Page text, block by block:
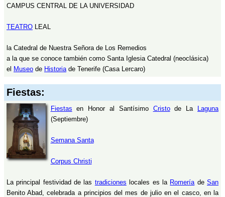
CAMPUS CENTRAL DE LA UNIVERSIDAD
TEATRO LEAL
la Catedral de Nuestra Señora de Los Remedios
a la que se conoce también como Santa Iglesia Catedral (neoclásica)
el Museo de Historiade Tenerife (Casa Lercaro)
Fiestas:
Fiestas en Honor al Santísimo Cristode La
Laguna
(Septiembre)
Semana Santa
Corpus Christi
La principal festividad de las tradiciones locales es la RomeríadeSan
Benito Abad, celebrada a principios del mes de julio en el casco, en la